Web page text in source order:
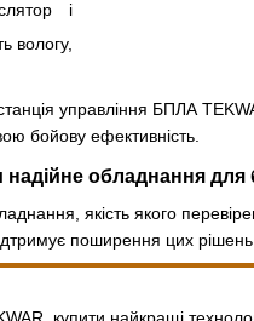
і
вологу,
управління БПЛА
бойову ефективність.
обладнання для
якість якого
поширення цих